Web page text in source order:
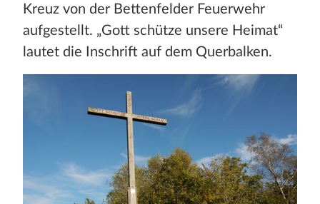
Kreuz von der Bettenfelder Feuerwehr
aufgestellt. „Gott schütze unsere Heimat“
lautet die Inschrift auf dem Querbalken.